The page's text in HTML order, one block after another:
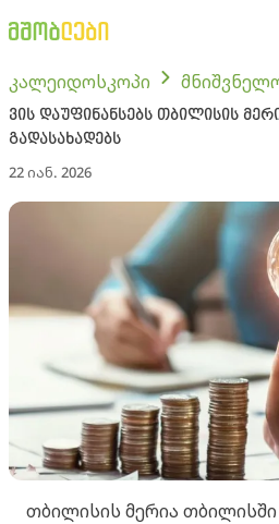
კალეიდოსკოპი
ვის დაუფინანსებს თბილისის
გადასახადებს
22 იან. 2026
თბილისის მერია